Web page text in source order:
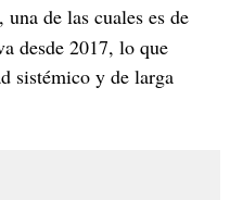
una de las cuales es de
desde 2017, lo que
sistémico y de larga